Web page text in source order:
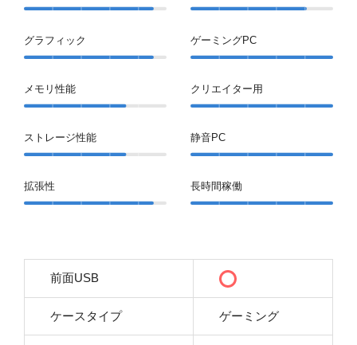
グラフィック
メモリ性能
ストレージ性能
拡張性
ゲーミングPC
クリエイター用
静音PC
長時間稼働
前面USB
ケースタイプ ゲーミング